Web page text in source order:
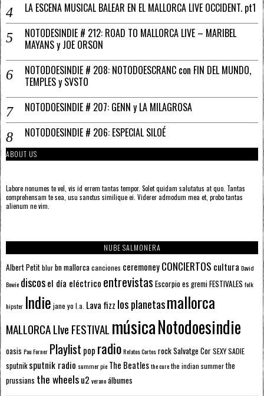
LA ESCENA MUSICAL BALEAR EN EL MALLORCA LIVE OCCIDENT. pt1
NOTODESINDIE # 212: ROAD TO MALLORCA LIVE – MARIBEL
MAYANS y JOE ORSON
NOTODOESINDIE # 208: NOTODOESCRANC con FIN DEL MUNDO,
TEMPLES y SVSTO
NOTODOESINDIE # 207: GENN y LA MILAGROSA
NOTODOESINDIE # 206: ESPECIAL SILOÉ
ABOUT US
Labore nonumes te vel, vis id errem tantas tempor. Solet quidam salutatus at quo. Tantas
comprehensam te sea, usu sanctus similique ei. Viderer admodum mea et, probo tantas
alienum ne vim.
NUBE SALMONERA
Albert Petitblurbn mallorcacanciones ceremoneyCONCIERTOS cultura David
Bowie discosel día eléctrico entrevistas Escorpioes gremiFESTIVALES folk
hipster Indie jane yo l.a. Lava fizz los planetasmallorca
MALLORCA LIve FESTIVAL músicaNotodoesindie
oasis Pau Forner Playlist pop radioRelatos CortosrockSalvatge CorSEXY SADIE
sputnik sputnik radio summer pie The Beatlesthe curethe indian summerthe
prussians the wheelsu2 veranoálbumes